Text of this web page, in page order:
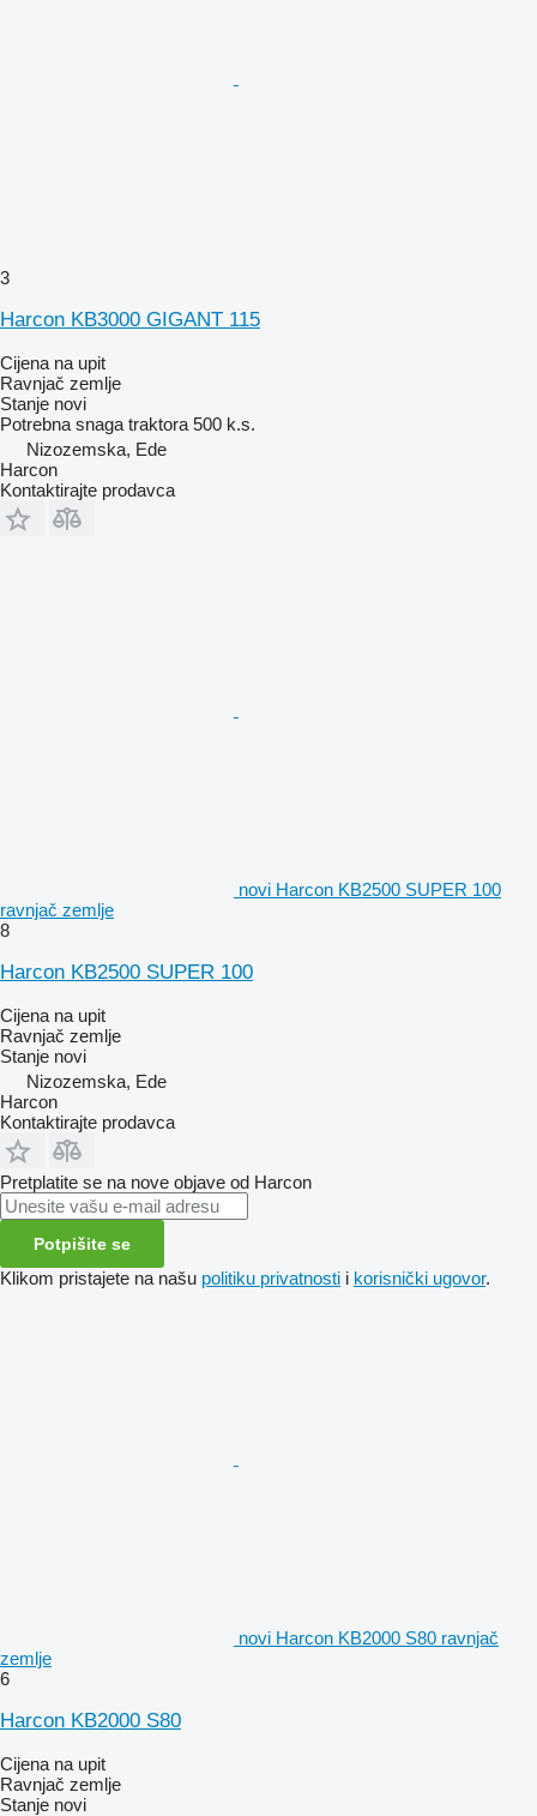
3
Harcon KB3000 GIGANT 115
Cijena na upit
Ravnjač zemlje
Stanje novi
Potrebna snaga traktora 500 k.s.
Nizozemska, Ede
Harcon
Kontaktirajte prodavca
novi Harcon KB2500 SUPER 100
ravnjač zemlje
8
Harcon KB2500 SUPER 100
Cijena na upit
Ravnjač zemlje
Stanje novi
Nizozemska, Ede
Harcon
Kontaktirajte prodavca
Pretplatite se na nove objave od Harcon
Potpišite se
Klikom pristajete na našu politiku privatnosti i korisnički ugovor.
novi Harcon KB2000 S80 ravnjač
zemlje
6
Harcon KB2000 S80
Cijena na upit
Ravnjač zemlje
Stanje novi